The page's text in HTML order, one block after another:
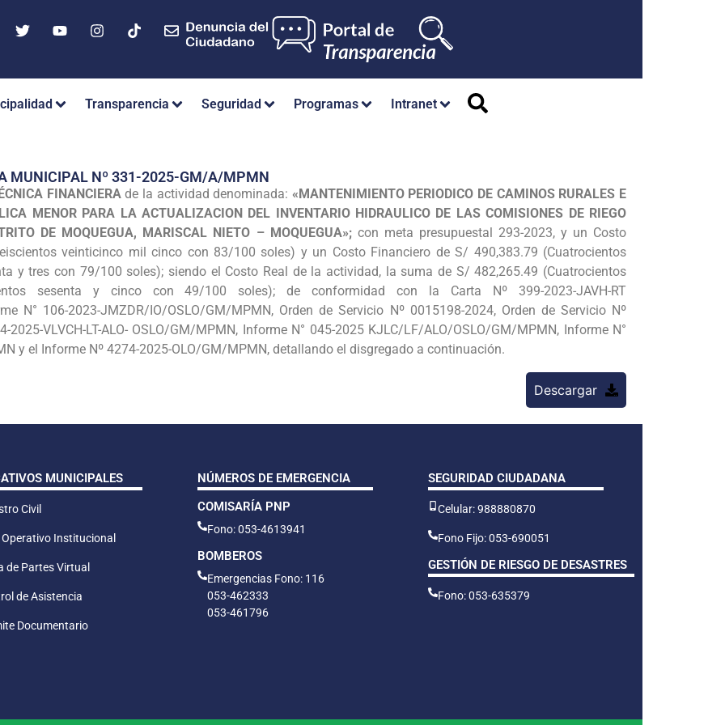
Transparencia Seguridad Programas Intranet
MUNICIPAL Nº 331-2025-GM/A/MPMN
FINANCIERAde la actividad denominada: «MANTENIMIENTO PERIODICO DE CAMINOS RURALES E
MENOR PARA LA ACTUALIZACION DEL INVENTARIO HIDRAULICO DE LAS COMISIONES DE RIEGO
DE MOQUEGUA, MARISCAL NIETO – MOQUEGUA»;con meta presupuestal 293-2023, y un Costo
veinticinco mil cinco con 83/100 soles) y un Costo Financiero de S/ 490,383.79 (Cuatrocientos
y tres con 79/100 soles); siendo el Costo Real de la actividad, la suma de S/ 482,265.49 (Cuatrocientos
sesenta y cinco con 49/100 soles); de conformidad con la Carta Nº 399-2023-JAVH-RT
N° 106-2023-JMZDR/IO/OSLO/GM/MPMN, Orden de Servicio Nº 0015198-2024, Orden de Servicio Nº
2025-VLVCH-LT-ALO- OSLO/GM/MPMN, Informe N° 045-2025 KJLC/LF/ALO/OSLO/GM/MPMN, Informe N°
y el Informe Nº 4274-2025-OLO/GM/MPMN, detallando el disgregado a continuación.
Descargar
MUNICIPALES
Civil
Institucional
de Partes Virtual
de Asistencia
Documentario
NÚMEROS DE EMERGENCIA
COMISARÍA PNP
Fono: 053-4613941
BOMBEROS
Emergencias Fono: 116
053-462333
053-461796
SEGURIDAD CIUDADANA
Celular: 988880870
Fono Fijo: 053-690051
GESTIÓN DE RIESGO DE DESASTRES
Fono: 053-635379